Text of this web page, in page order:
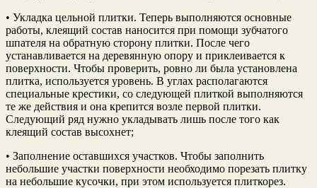
• Укладка цельной плитки. Теперь выполняются основные
работы, клеящий состав наносится при помощи зубчатого
шпателя на обратную сторону плитки. После чего
устанавливается на деревянную опору и приклеивается к
поверхности. Чтобы проверить, ровно ли была установлена
плитка, используется уровень. В углах располагаются
специальные крестики, со следующей плиткой выполняются
те же действия и она крепится возле первой плитки.
Следующий ряд нужно укладывать лишь после того как
клеящий состав высохнет;
• Заполнение оставшихся участков. Чтобы заполнить
небольшие участки поверхности необходимо порезать плитку
на небольшие кусочки, при этом используется плиткорез.